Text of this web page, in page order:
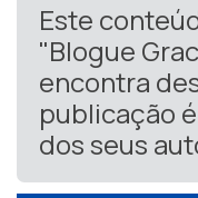
Este
"Blogue
encontra
publicação
dos seus